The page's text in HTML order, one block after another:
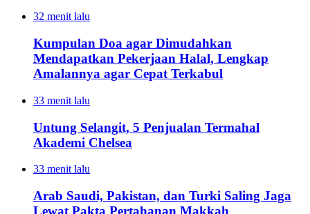
32 menit lalu
Kumpulan Doa agar Dimudahkan
Mendapatkan Pekerjaan Halal, Lengkap
Amalannya agar Cepat Terkabul
33 menit lalu
Untung Selangit, 5 Penjualan Termahal
Akademi Chelsea
33 menit lalu
Arab Saudi, Pakistan, dan Turki Saling Jaga
Lewat Pakta Pertahanan Makkah